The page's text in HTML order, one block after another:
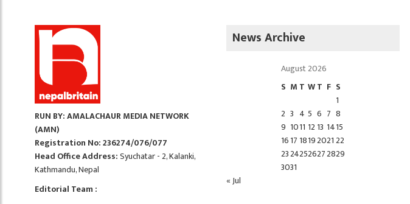
RUN BY: AMALACHAUR MEDIA NETWORK
(AMN)
Registration No: 236274/076/077
Head Office Address:Syuchatar - 2, Kalanki,
Kathmandu, Nepal
Editorial Team :
News Archive
August 2026
S M T WT F S
1
2 3 4 5 6 7 8
9 1011 12 13 1415
1617 1819202122
23242526272829
3031
« Jul